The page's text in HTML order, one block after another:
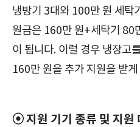
냉방기 3대와 100만 원 세탁
원금은 160만 원+세탁기 80
이 됩니다. 이럴 경우 냉장고
160만 원을 추가 지원을 받
⦿ 지원 기기 종류 및 지원